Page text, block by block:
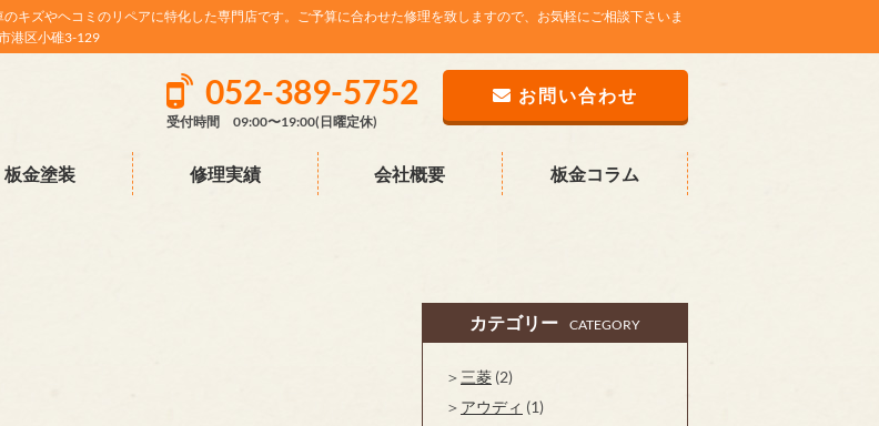
キズやヘコミのリペアに特化した専門店です。ご予算に合わせた修理を致しますので、お気軽にご相談下さいま
港区小碓3-129
052-389-5752
受付時間 09:00〜19:00(日曜定休)
お問い合わせ
板金塗装 修理実績 会社概要 板金コラム
カテゴリー CATEGORY
三菱 (2)
アウディ (1)